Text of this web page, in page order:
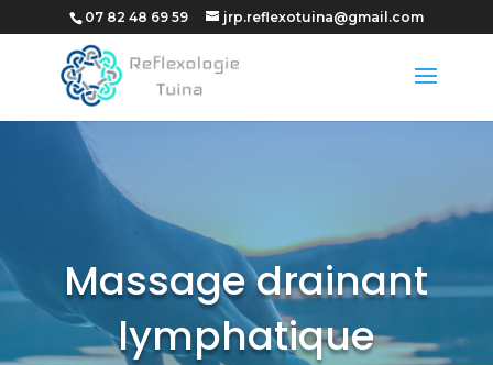
07 82 48 69 59 jrp.reflexotuina@gmail.com
Massage drainant
lymphatique